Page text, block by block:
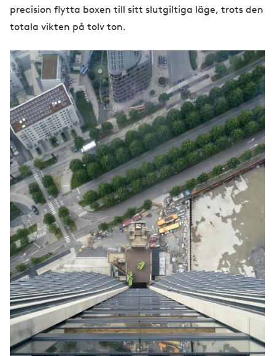
precision flytta boxen till sitt slutgiltiga läge, trots den
totala vikten på tolv ton.